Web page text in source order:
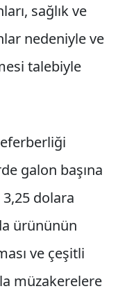
sağlık ve
nedeniyle ve
talebiyle
galon başına
3,25 dolara
ürününün
ve çeşitli
müzakerelere